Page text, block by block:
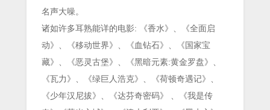
名声大噪。
诸如许多耳熟能详的电影: 《香水》、《全面启
动》、《移动世界》、《血钻石》、《国家宝
藏》、《恶灵古堡》、《黑暗元素:黄金罗盘》、
《瓦力》、《绿巨人浩克》、《荷顿奇遇记》、
《少年汉尼拔》、《达芬奇密码》 、《我是传